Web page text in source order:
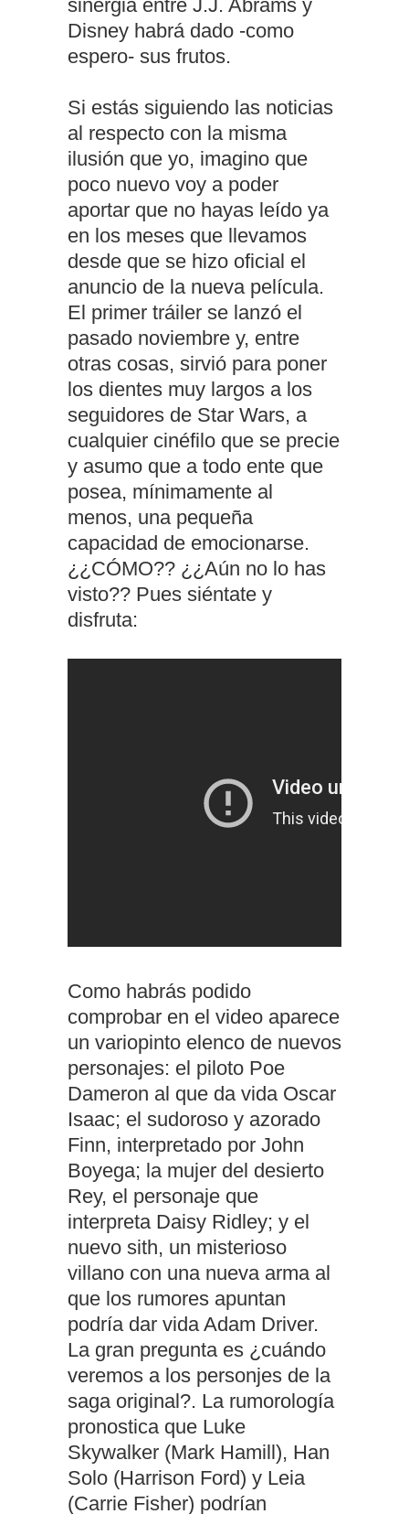
sinergia entre J.J. Abrams y
Disney habrá dado -como
espero- sus frutos.
Si estás siguiendo las noticias
al respecto con la misma
ilusión que yo, imagino que
poco nuevo voy a poder
aportar que no hayas leído ya
en los meses que llevamos
desde que se hizo oficial el
anuncio de la nueva película.
El primer tráiler se lanzó el
pasado noviembre y, entre
otras cosas, sirvió para poner
los dientes muy largos a los
seguidores de Star Wars, a
cualquier cinéfilo que se precie
y asumo que a todo ente que
posea, mínimamente al
menos, una pequeña
capacidad de emocionarse.
¿¿CÓMO?? ¿¿Aún no lo has
visto?? Pues siéntate y
disfruta:
Como habrás podido
comprobar en el video aparece
un variopinto elenco de nuevos
personajes: el piloto Poe
Dameron al que da vida Oscar
Isaac; el sudoroso y azorado
Finn, interpretado por John
Boyega; la mujer del desierto
Rey, el personaje que
interpreta Daisy Ridley; y el
nuevo sith, un misterioso
villano con una nueva arma al
que los rumores apuntan
podría dar vida Adam Driver.
La gran pregunta es ¿cuándo
veremos a los personjes de la
saga original?. La rumorología
pronostica que Luke
Skywalker (Mark Hamill), Han
Solo (Harrison Ford) y Leia
(Carrie Fisher) podrían